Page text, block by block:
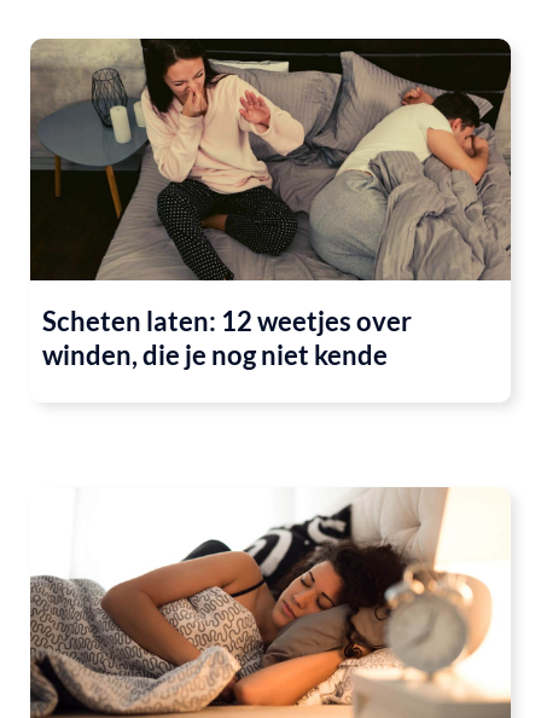
Scheten laten: 12 weetjes over
winden, die je nog niet kende